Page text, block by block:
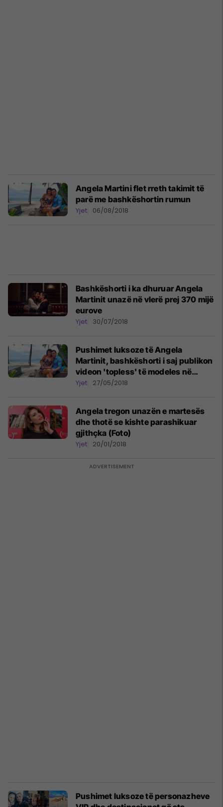
Angela Martini flet rreth takimit të
parë me bashkëshortin rumun
Yjet 06/08/2018
Bashkëshorti i ka dhuruar Angela
Martinit unazë në vlerë prej 370 mijë
eurove
Yjet 30/07/2018
Pushimet luksoze të Angela
Martinit, bashkëshorti i saj publikon
videon 'topless' të modeles në
pishinë
Yjet 27/05/2018
Angela tregon unazën e martesës
dhe thotë se kishte parashikuar
gjithçka (Foto)
Yjet 20/01/2018
Pushimet luksoze të personazheve